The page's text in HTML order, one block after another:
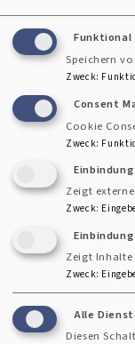
eigener Sache -
bis 06.
2026
Tel. 40049.
vom Pfarrbüro!
First page
‹
SeiteSeite
7 Seite
8 9
Funktional
Speichern
Zweck:
Consent
Cookie
Zweck:
Zeigt
Zweck:
Zeigt
Zweck:
Alle
Diesen